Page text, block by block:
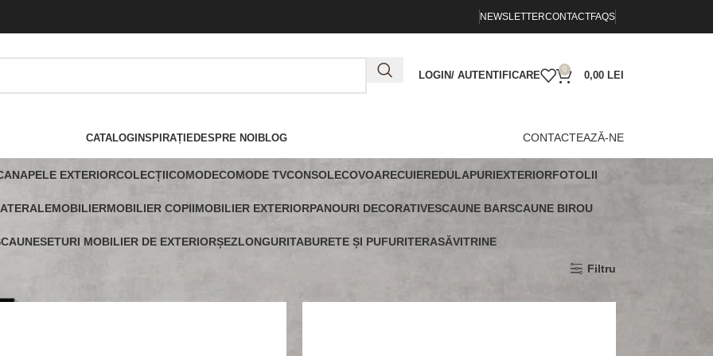
NEWSLETTERCONTACTFAQS
LOGIN/ AUTENTIFICARE
0
0,00 LEI
CATALOGINSPIRAȚIEDESPRE NOIBLOG CONTACTEAZĂ-NE
EXTERIORCOLECȚIICOMODECOMODE TVCONSOLECOVOARECUIEREDULAPURIEXTERIORFOTOLII
MOBILIERMOBILIER COPIIMOBILIER EXTERIORPANOURI DECORATIVESCAUNE BARSCAUNE BIROU
SETURI MOBILIER DE EXTERIORȘEZLONGURITABURETE ȘI PUFURITERASĂVITRINE
Filtru